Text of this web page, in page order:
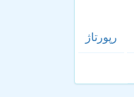
رپورتاژ